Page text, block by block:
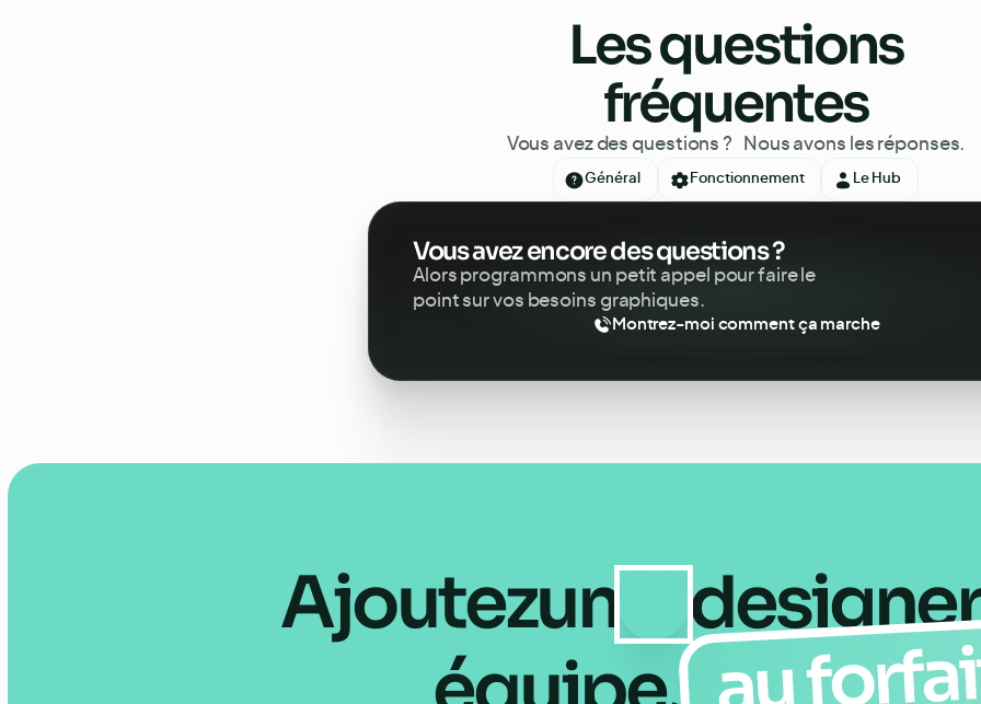
Les questions
fréquentes
Vous avez des questions ? Nous avons les réponses.
Général Fonctionnement Le Hub
Vous avez encore des questions ?
Alors programmons un petit appel pour faire le
point sur vos besoins graphiques.
Montrez-moi comment ça marche
Ajoutezun designer
au